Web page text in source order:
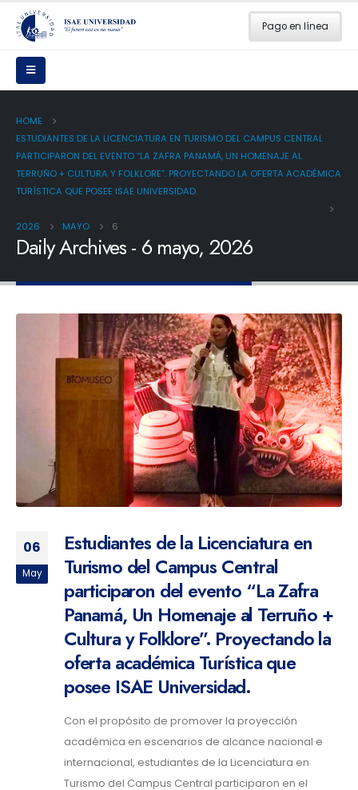
Pago en línea
HOME
ESTUDIANTES DE LA LICENCIATURA EN TURISMO DEL CAMPUS CENTRAL
PARTICIPARON DEL EVENTO “LA ZAFRA PANAMÁ, UN HOMENAJE AL
TERRUÑO + CULTURA Y FOLKLORE”. PROYECTANDO LA OFERTA ACADÉMICA
TURÍSTICA QUE POSEE ISAE UNIVERSIDAD.
2026 MAYO 6
Daily Archives - 6 mayo, 2026
06
May
Estudiantes de la Licenciatura en
Turismo del Campus Central
participaron del evento “La Zafra
Panamá, Un Homenaje al Terruño +
Cultura y Folklore”. Proyectando la
oferta académica Turística que
posee ISAE Universidad.
Con el propósito de promover la proyección
académica en escenarios de alcance nacional e
internacional, estudiantes de la Licenciatura en
Turismo del Campus Central participaron en el